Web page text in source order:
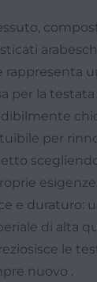
per la
per
e duraturo:
di alta
le
nuovo .